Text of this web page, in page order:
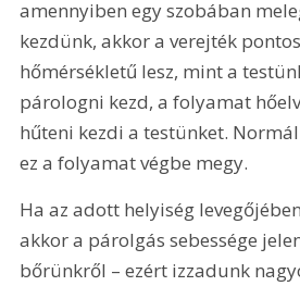
amennyiben egy szobában
kezdünk, akkor a verejték
hőmérsékletű lesz, mint a
párologni kezd, a folyamat
hűteni kezdi a testünket.
ez a folyamat végbe megy.
Ha az adott helyiség
akkor a párolgás sebessége
bőrünkről – ezért izzadunk